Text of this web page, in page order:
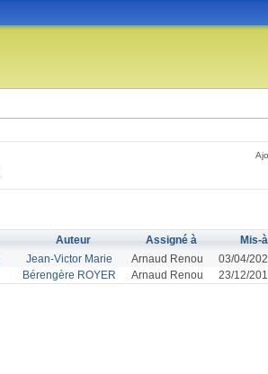
Auteur Assigné à Mis-
Jean-Victor Marie Arnaud Renou 03/04/
Bérengère ROYER Arnaud Renou 23/12/